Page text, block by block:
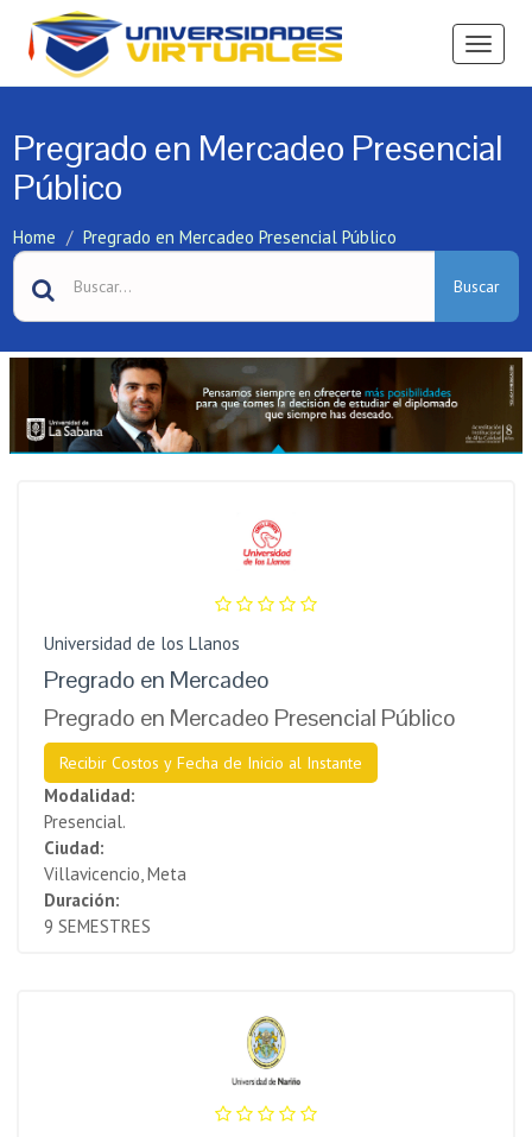
Ver
Pregrado en Mercadeo Presencial
Público
Home Pregrado en Mercadeo Presencial Público
Buscar
Universidad de los Llanos
Pregrado en Mercadeo
Pregrado en Mercadeo Presencial Público
Recibir Costos y Fecha de Inicio al Instante
Modalidad:
Presencial.
Ciudad:
Villavicencio, Meta
Duración:
9 SEMESTRES